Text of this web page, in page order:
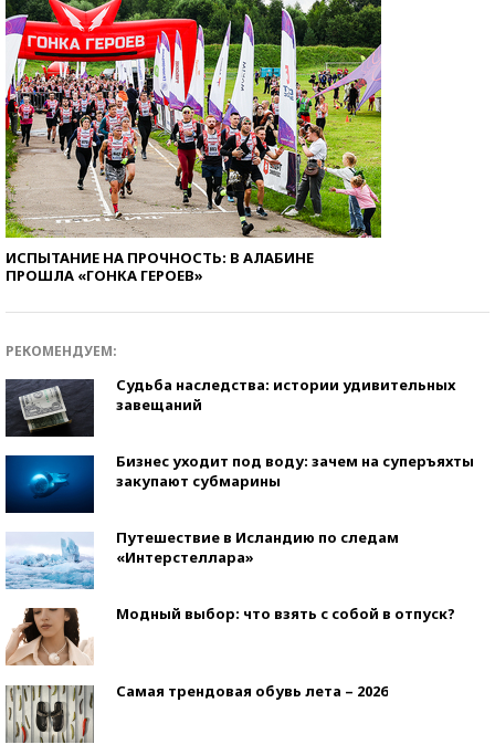
ИСПЫТАНИЕ НА ПРОЧНОСТЬ: В АЛАБИНЕ
ПРОШЛА «ГОНКА ГЕРОЕВ»
РЕКОМЕНДУЕМ:
Судьба наследства: истории удивительных
завещаний
Бизнес уходит под воду: зачем на суперъяхты
закупают субмарины
Путешествие в Исландию по следам
«Интерстеллара»
Модный выбор: что взять с собой в отпуск?
Самая трендовая обувь лета – 2026